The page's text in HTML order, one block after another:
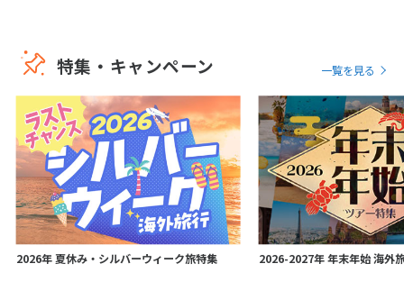
特集・キャンペーン 一覧を見る
2026年 夏休み・シルバーウィーク旅特集 2026-2027年 年末年始 海外